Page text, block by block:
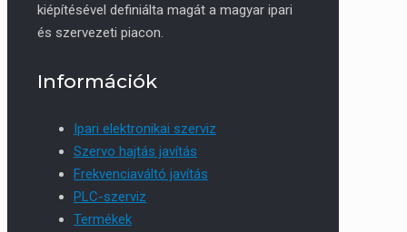
kiépítésével definiálta magát a magyar ipari
és szervezeti piacon.
Információk
Ipari elektronikai szerviz
Szervo hajtás javítás
Frekvenciaváltó javítás
PLC-szerviz
Termékek